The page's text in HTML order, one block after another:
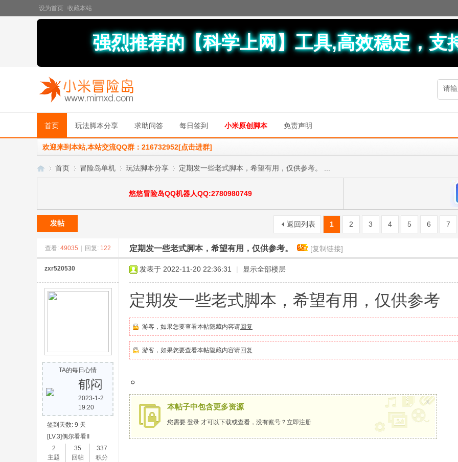
设为首页 收藏本站
强烈推荐的【科学上网】工具,高效稳定，支
首页 玩法脚本分享 求助问答 每日签到 小米原创脚本 免责声明
欢迎来到本站,本站交流QQ群：216732952[点击进群]
小
冒
»
首页
›
冒险岛单机
›
玩法脚本分享
›
定期发一些老式脚本，希望有用，仅供参考。 ...
悠悠冒险岛QQ机器人QQ:2780980749
1 2 3 4 5 6 7
返回列表
发帖
查看: 49035 回复: 122 定期发一些老式脚本，希望有用，仅供参考。 [复制链接]
zxr520530
TA的每日心情
郁闷
2023-1-2
19:20
签到天数: 9 天
[LV.3]偶尔看看II
2
主题
35
回帖
337
积分
发表于 2022-11-20 22:36:31 | 显示全部楼层
定期发一些老式脚本，希望有用，仅供参考
游客，如果您要查看本帖隐藏内容请回复
游客，如果您要查看本帖隐藏内容请回复
。
本帖子中包含更多资源
您需要 登录 才可以下载或查看，没有账号？ 立即注册
x